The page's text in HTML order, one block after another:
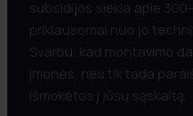
subsidijos siekia apie
priklausomai nuo jo
Svarbu, kad montavimo
įmonės, nes tik tada
išmokėtos į jūsų sąskaitą.